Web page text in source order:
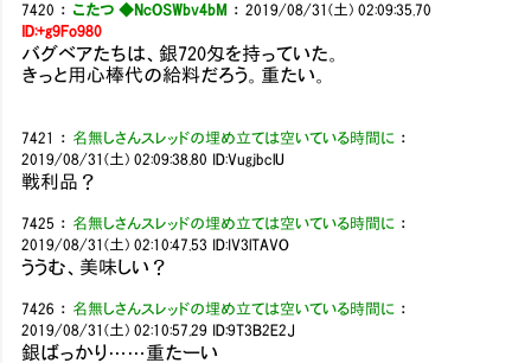
7420 ： こたつ ◆NcOSWbv4bM ：2019/08/31(土) 02:09:35.70
ID:+g9Fo980
バグベアたちは、銀720匁を持っていた。
きっと用心棒代の給料だろう。重たい。
7421 ： 名無しさんスレッドの埋め立ては空いている時間に ：
2019/08/31(土) 02:09:38.80 ID:VugjbclU
戦利品？
7425 ： 名無しさんスレッドの埋め立ては空いている時間に ：
2019/08/31(土) 02:10:47.53 ID:IV3lTAVO
ううむ、美味しい？
7426 ： 名無しさんスレッドの埋め立ては空いている時間に ：
2019/08/31(土) 02:10:57.29 ID:9T3B2E2J
銀ばっかり……重たーい